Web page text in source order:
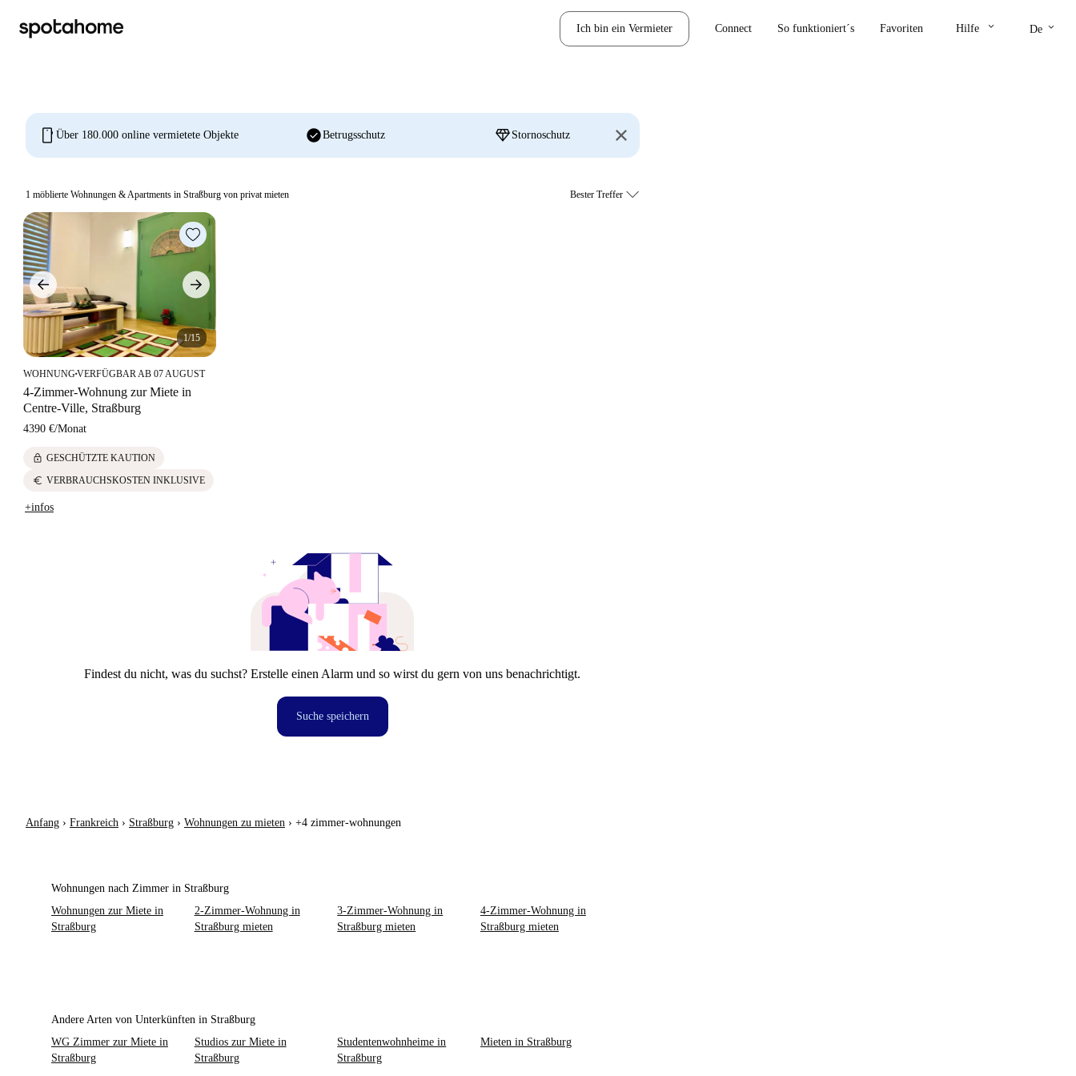
Ich bin ein Vermieter Connect So funktioniert´s Favoriten Hilfe keyboard_arrow_down De keyboard_arrow_down
mobile Über 180.000 online vermietete Objekte check_circleBetrugsschutz diamond Stornoschutz
1 möblierte Wohnungen & Apartments in Straßburg von privat mieten
1/15
WOHNUNG■VERFÜGBAR AB 07 AUGUST
4-Zimmer-Wohnung zur Miete in
Centre-Ville, Straßburg
4390 €/Monat
lock GESCHÜTZTE KAUTION
euro VERBRAUCHSKOSTEN INKLUSIVE
+infos
Findest du nicht, was du suchst? Erstelle einen Alarm und so wirst du gern von uns benachrichtigt.
Suche speichern
Anfang › Frankreich › Straßburg › Wohnungen zu mieten › +4 zimmer-wohnungen
Wohnungen nach Zimmer in Straßburg
Wohnungen zur Miete in
Straßburg
2-Zimmer-Wohnung in
Straßburg mieten
3-Zimmer-Wohnung in
Straßburg mieten
4-Zimmer-Wohnung in
Straßburg mieten
Andere Arten von Unterkünften in Straßburg
WG Zimmer zur Miete in
Straßburg
Studios zur Miete in
Straßburg
Studentenwohnheime in
Straßburg
Mieten in Straßburg